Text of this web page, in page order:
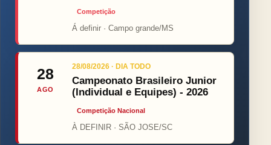
Competição
Á definir · Campo grande/MS
28
AGO
28/08/2026 · DIA TODO
Campeonato Brasileiro Junior
(Individual e Equipes) - 2026
Competição Nacional
À DEFINIR · SÃO JOSE/SC